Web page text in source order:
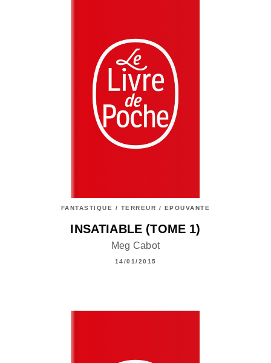
FANTASTIQUE / TERREUR / EPOUVANTE
INSATIABLE (TOME 1)
Meg Cabot
14/01/2015